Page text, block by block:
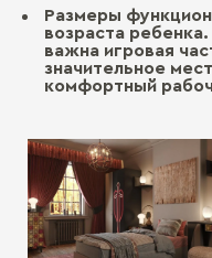
Размеры
возраста
важна игровая
значительное
комфортный